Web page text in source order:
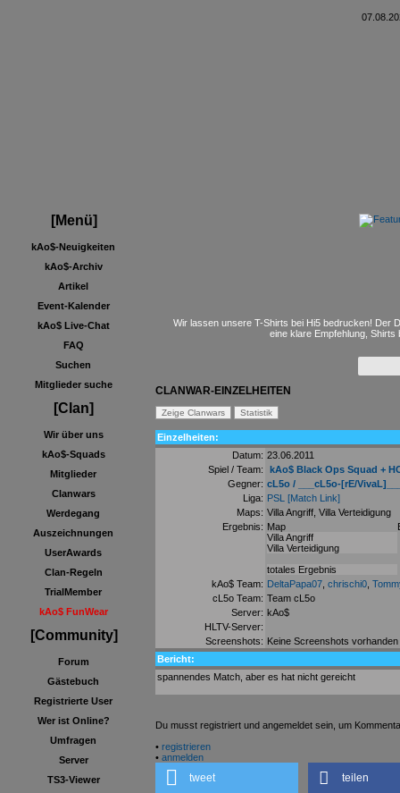
[Menü]
kAo$-Neuigkeiten
kAo$-Archiv
Artikel
Event-Kalender
kAo$ Live-Chat
FAQ
Suchen
Mitglieder suche
[Clan]
Wir über uns
kAo$-Squads
Mitglieder
Clanwars
Werdegang
Auszeichnungen
UserAwards
Clan-Regeln
TrialMember
kAo$ FunWear
[Community]
Forum
Gästebuch
Registrierte User
Wer ist Online?
Umfragen
Server
TS3-Viewer
Wir lassen unsere T-Shirts bei Hi5 bedrucken! Der
eine klare Empfehlung,
CLANWAR-EINZELHEITEN
Einzelheiten:
Datum: 23.06.2011
Spiel / Team:
kAo$ Black Ops Squad +
Gegner: cL5o / ___cL5o-[rE/
Liga: PSL [Match Link]
Maps: Villa Angriff, Villa Verteidigung
Ergebnis: Map
Villa Angriff
Villa Verteidigung
totales Ergebnis
kAo$ Team: DeltaPapa07 chrischi0
cL5o Team: Team cL5o
Server: kAo$
HLTV-Server:
Screenshots: Keine Screenshots vorhanden
Bericht:
spannendes Match, aber es hat nicht gereicht
Du musst registriert und angemeldet sein, um
• registrieren
• anmelden
tweet teilen